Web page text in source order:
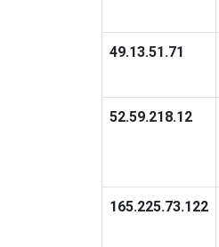
49.13.51.71
52.59.218.12
165.225.73.122